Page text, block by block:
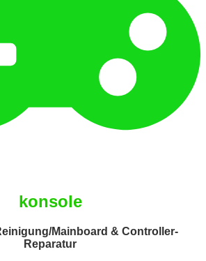
konsole
Mainboard & Controller-
Reparatur